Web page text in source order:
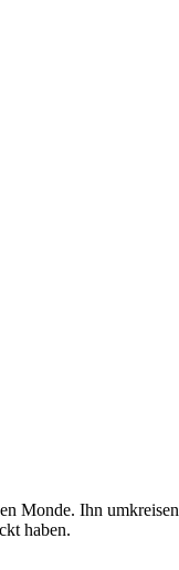
Monde. Ihn umkreisen
haben.